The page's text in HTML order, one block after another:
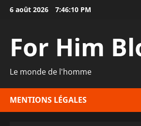
Aller6 août 2026 7:46:11 PM
For Him
Le monde de l'homme
MENTIONS LÉGALES